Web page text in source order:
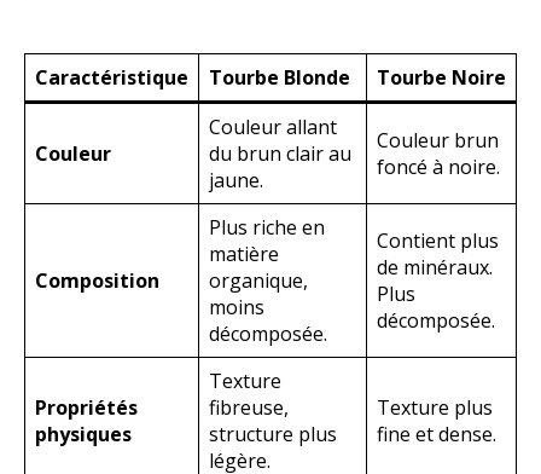
Caractéristique Tourbe Blonde Tourbe Noire
Couleur
Couleur allant
du brun clair au
jaune.
Couleur brun
foncé à noire.
Composition
Plus riche en
matière
organique,
moins
décomposée.
Contient plus
de minéraux.
Plus
décomposée.
Propriétés
physiques
Texture
fibreuse,
structure plus
légère.
Texture plus
fine et dense.